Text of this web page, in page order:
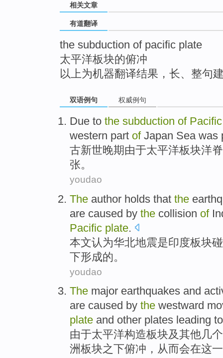
相关文章
有道翻译
the subduction of pacific plate
太平洋板块的俯冲
以上为机器翻译结果，长、整句
双语例句 权威例句
Due to the subduction of Pacific
western part ofJapan Sea was
古新世晚期由于太平洋板块洋脊
张。
youdao
The author holds that the
are caused by the collision of
Pacific plate.
本文认为华北地震是印度板块
下形成的。
youdao
The major earthquakes and
are caused by the westward
plate and other plates leading to
由于太平洋构造板块及其他几个
洲板块之下俯冲 ，从而会在这